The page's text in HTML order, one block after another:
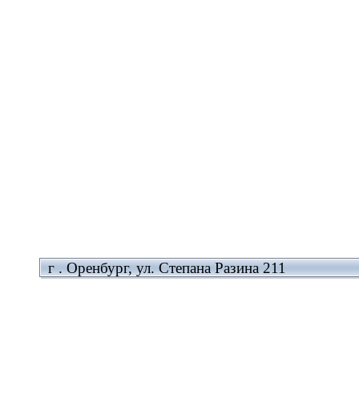
г . Оренбург, ул. Степана Разина 211